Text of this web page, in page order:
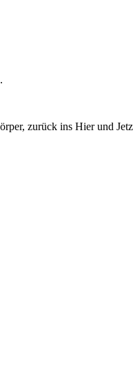
zurück ins Hier und